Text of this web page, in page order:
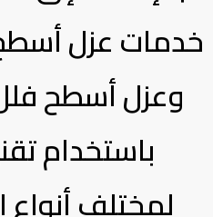
خدمات عزل
وعزل أسطح
باستخدام
لمختلف